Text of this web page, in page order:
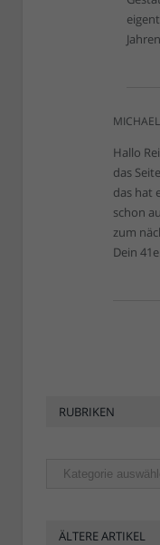
Hallo
das
das hat
schon
zum
Dein
RUBRIKEN
Rubriken
ÄLTERE ARTIKEL